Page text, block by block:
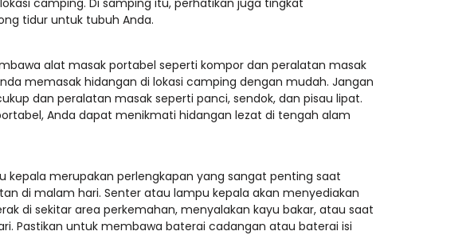
camping. Di samping itu, perhatikan juga tingkat
tidur untuk tubuh Anda.
alat masak portabel seperti kompor dan peralatan masak
memasak hidangan di lokasi camping dengan mudah. Jangan
dan peralatan masak seperti panci, sendok, dan pisau lipat.
Anda dapat menikmati hidangan lezat di tengah alam
kepala merupakan perlengkapan yang sangat penting saat
di malam hari. Senter atau lampu kepala akan menyediakan
di sekitar area perkemahan, menyalakan kayu bakar, atau saat
Pastikan untuk membawa baterai cadangan atau baterai isi